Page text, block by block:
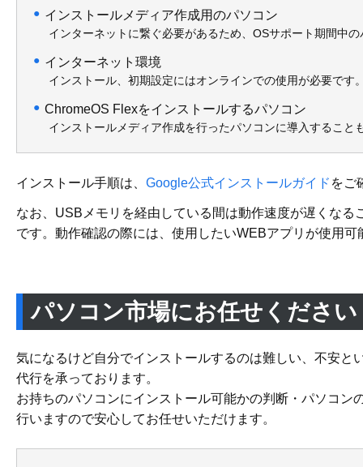
インストールメディア作成用のパソコン
インターネットに繋ぐ必要があるため、OSサポート期間中
インターネット環境
インストール、初期設定にはオンラインでの使用が必要です
ChromeOS Flexをインストールするパソコン
インストールメディア作成を行ったパソコンに導入すること
インストール手順は、 Google公式インストールガイド をご
なお、USBメモリを経由している間は動作速度が遅くな
です。動作確認の際には、使用したいWEBアプリが使用
パソコン市場にお任せください
気になるけど自分でインストールするのは難しい、不安
代行を承っております。
お持ちのパソコンにインストール可能かの判断・パソコ
行いますので安心してお任せいただけます。